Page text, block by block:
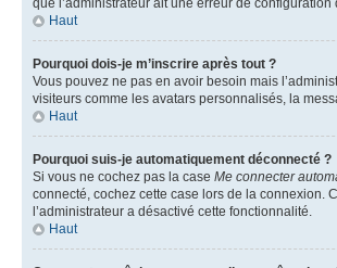
que l’administrateur ait une erreur de
Haut
Pourquoi dois-je m’inscrire après tout ?
Vous pouvez ne pas en avoir besoin mais
visiteurs comme les avatars personnalisés, la
Haut
Pourquoi suis-je automatiquement déconnecté ?
Si vous ne cochez pas la case Me connecter
connecté, cochez cette case lors de la connexion.
l’administrateur a désactivé cette fonctionnalité.
Haut